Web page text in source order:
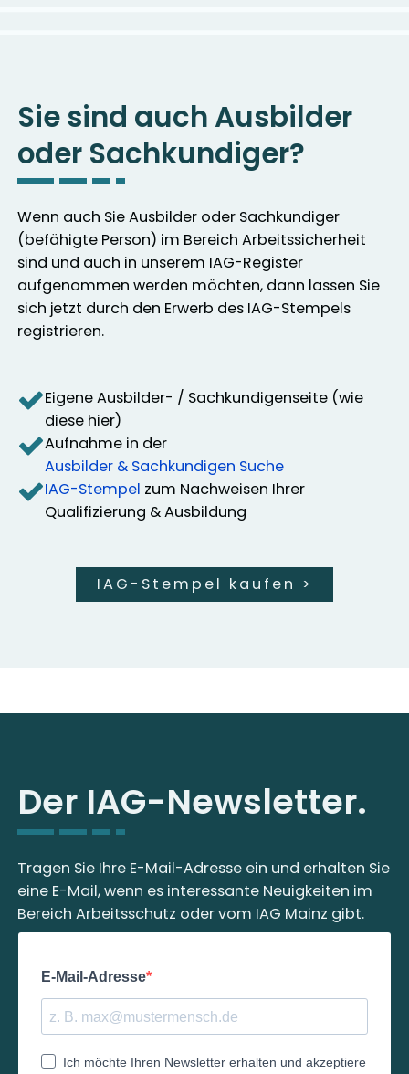
Sie sind auch Ausbilder
oder Sachkundiger?
Wenn auch Sie Ausbilder oder Sachkundiger
(befähigte Person) im Bereich Arbeitssicherheit
sind und auch in unserem IAG-Register
aufgenommen werden möchten, dann lassen Sie
sich jetzt durch den Erwerb des IAG-Stempels
registrieren.
Eigene Ausbilder- / Sachkundigenseite (wie
diese hier)
Aufnahme in der
Ausbilder & Sachkundigen Suche
IAG-Stempel zum Nachweisen Ihrer
Qualifizierung & Ausbildung
IAG-Stempel kaufen >
Der IAG-Newsletter.
Tragen Sie Ihre E-Mail-Adresse ein und erhalten Sie
eine E-Mail, wenn es interessante Neuigkeiten im
Bereich Arbeitsschutz oder vom IAG Mainz gibt.